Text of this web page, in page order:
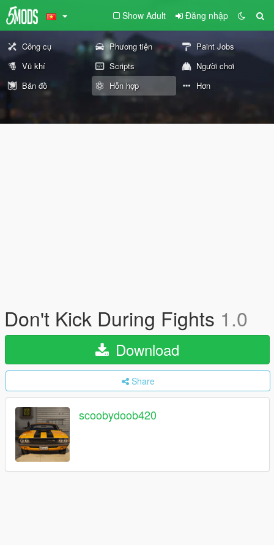
Show Adult Đăng nhập
Công cụ Phương tiện
Paint Jobs
Vũ khí
Scripts
Người chơi
Bản đồ
Hỗn hợp Hơn
Don't Kick During Fights 1.0
Download
Share
scoobydoob420